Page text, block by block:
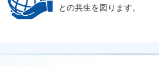
との共生を図ります。